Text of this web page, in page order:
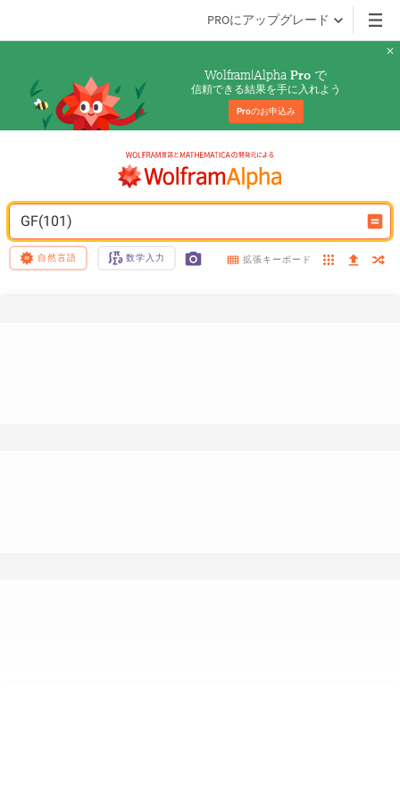
PROにアップグレード
Wolfram|Alpha Pro で
信頼できる結果を手に入れよう
Proのお申込み
GF(101)
自然言語 数学入力 拡張キーボード